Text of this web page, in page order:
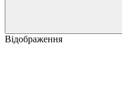
Відображення